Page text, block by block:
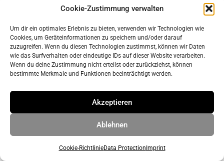
Cookie-Zustimmung verwalten
Um dir ein optimales Erlebnis zu bieten, verwenden wir Technologien wie
Cookies, um Geräteinformationen zu speichern und/oder darauf
zuzugreifen. Wenn du diesen Technologien zustimmst, können wir Daten
wie das Surfverhalten oder eindeutige IDs auf dieser Website verarbeiten.
Wenn du deine Zustimmung nicht erteilst oder zurückziehst, können
bestimmte Merkmale und Funktionen beeinträchtigt werden.
Akzeptieren
Ablehnen
Cookie-RichtlinieData Protection Imprint
imprint
data protection
© 2026 ahrens & grabenhorst architekten stadtplaner Part
• Built withGeneratePress